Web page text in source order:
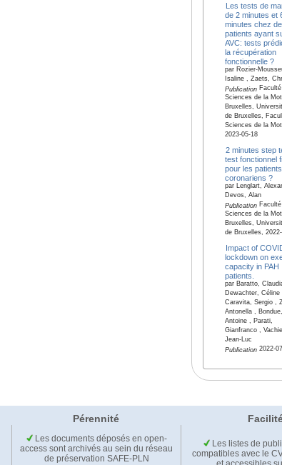
Les tests de
de 2 minutes et
minutes chez
patients ayant
AVC: tests
la récupération
fonctionnelle ?
par Rozier-
Isaline , Zaets,
PublicationFaculté
Sciences de la
Bruxelles,
de Bruxelles,
Sciences de la
2023-05-18
2 minutes step
test fonctionnel
pour les patients
coronariens ?
par Lenglart,
Devos, Alan
PublicationFaculté
Sciences de la
Bruxelles,
de Bruxelles,
Impact of
lockdown on
capacity in PAH
patients.
par Baratto,
Dewachter, Céline
Caravita, Sergio ,
Antonella , Bondue,
Antoine , Parati,
Gianfranco ,
Jean-Luc
Publication2022-07
Pérennité
Les documents déposés en open-
access sont archivés au sein du réseau
de préservation SAFE-PLN
Les listes de
compatibles avec le